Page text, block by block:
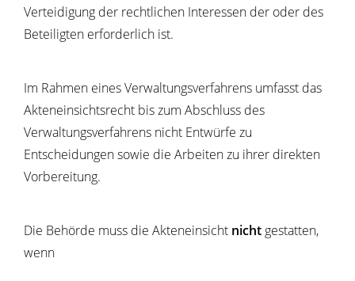
Verteidigung der rechtlichen Interessen der oder des
Beteiligten erforderlich ist.
Im Rahmen eines Verwaltungsverfahrens umfasst das
Akteneinsichtsrecht bis zum Abschluss des
Verwaltungsverfahrens nicht Entwürfe zu
Entscheidungen sowie die Arbeiten zu ihrer direkten
Vorbereitung.
Die Behörde muss die Akteneinsicht nicht gestatten,
wenn